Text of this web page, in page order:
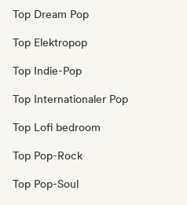
Top Dream Pop
Top Elektropop
Top Indie-Pop
Top Internationaler Pop
Top Lofi bedroom
Top Pop-Rock
Top Pop-Soul